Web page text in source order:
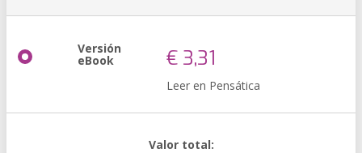
Versión
eBook € 3,31
Leer en Pensática
Valor total: